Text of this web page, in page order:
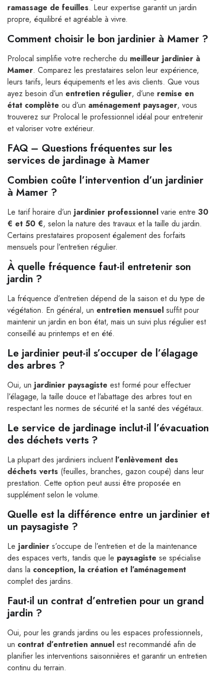
ramassage de feuilles. Leur expertise garantit un jardin
propre, équilibré et agréable à vivre.
Comment choisir le bon jardinier à Mamer ?
Prolocal simplifie votre recherche du meilleur jardinier à
Mamer. Comparez les prestataires selon leur expérience,
leurs tarifs, leurs équipements et les avis clients. Que vous
ayez besoin d’un entretien régulier, d’une remise en
état complète ou d’un aménagement paysager, vous
trouverez sur Prolocal le professionnel idéal pour entretenir
et valoriser votre extérieur.
FAQ – Questions fréquentes sur les
services de jardinage à Mamer
Combien coûte l’intervention d’un jardinier
à Mamer ?
Le tarif horaire d’un jardinier professionnel varie entre 30
€ et 50 €, selon la nature des travaux et la taille du jardin.
Certains prestataires proposent également des forfaits
mensuels pour l’entretien régulier.
À quelle fréquence faut-il entretenir son
jardin ?
La fréquence d’entretien dépend de la saison et du type de
végétation. En général, un entretien mensuel suffit pour
maintenir un jardin en bon état, mais un suivi plus régulier est
conseillé au printemps et en été.
Le jardinier peut-il s’occuper de l’élagage
des arbres ?
Oui, un jardinier paysagiste est formé pour effectuer
l’élagage, la taille douce et l’abattage des arbres tout en
respectant les normes de sécurité et la santé des végétaux.
Le service de jardinage inclut-il l’évacuation
des déchets verts ?
La plupart des jardiniers incluent l’enlèvement des
déchets verts (feuilles, branches, gazon coupé) dans leur
prestation. Cette option peut aussi être proposée en
supplément selon le volume.
Quelle est la différence entre un jardinier et
un paysagiste ?
Le jardinier s’occupe de l’entretien et de la maintenance
des espaces verts, tandis que le paysagiste se spécialise
dans la conception, la création et l’aménagement
complet des jardins.
Faut-il un contrat d’entretien pour un grand
jardin ?
Oui, pour les grands jardins ou les espaces professionnels,
un contrat d’entretien annuel est recommandé afin de
planifier les interventions saisonnières et garantir un entretien
continu du terrain.